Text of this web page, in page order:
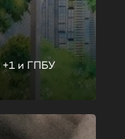
+1 и ГПБУ